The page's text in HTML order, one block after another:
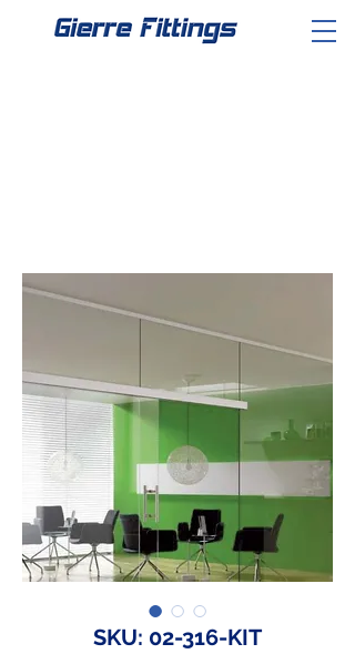
SKU: 02-316-KIT